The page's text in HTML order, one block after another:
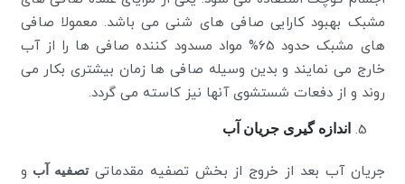
مشبک بهبود کارایی صافی های شنی می باشد. معمولا صافی
های مشبک حدود 65% مواد مسدود کننده صافی ها را از آب
خارج می نمایند و بدین وسیله صافی ها زمان بیشتری بکار می
روند و از دفعات شستشوی آنها نیز کاسته می گردد.
اندازه گیری جریان آب
جریان آب بعد از خروج از بخش تصفیه مقدماتیتصفیه آب و